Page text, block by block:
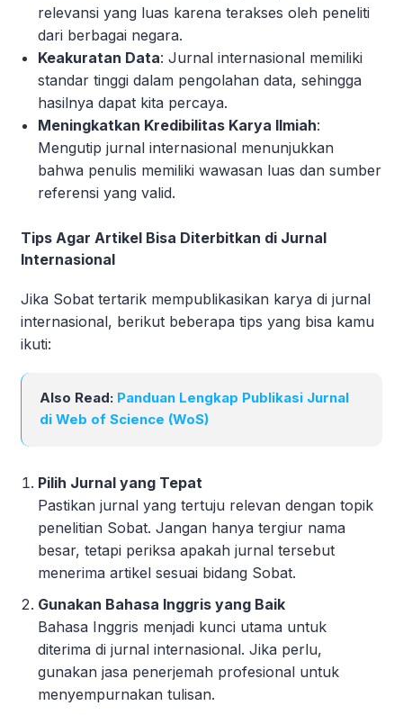
relevansi yang luas karena terakses oleh peneliti
dari berbagai negara.
Keakuratan Data: Jurnal internasional memiliki
standar tinggi dalam pengolahan data, sehingga
hasilnya dapat kita percaya.
Meningkatkan Kredibilitas Karya Ilmiah:
Mengutip jurnal internasional menunjukkan
bahwa penulis memiliki wawasan luas dan sumber
referensi yang valid.
Tips Agar Artikel Bisa Diterbitkan di Jurnal
Internasional
Jika Sobat tertarik mempublikasikan karya di jurnal
internasional, berikut beberapa tips yang bisa kamu
ikuti:
Also Read: Panduan Lengkap Publikasi Jurnal
di Web of Science (WoS)
Pilih Jurnal yang Tepat
Pastikan jurnal yang tertuju relevan dengan topik
penelitian Sobat. Jangan hanya tergiur nama
besar, tetapi periksa apakah jurnal tersebut
menerima artikel sesuai bidang Sobat.
Gunakan Bahasa Inggris yang Baik
Bahasa Inggris menjadi kunci utama untuk
diterima di jurnal internasional. Jika perlu,
gunakan jasa penerjemah profesional untuk
menyempurnakan tulisan.